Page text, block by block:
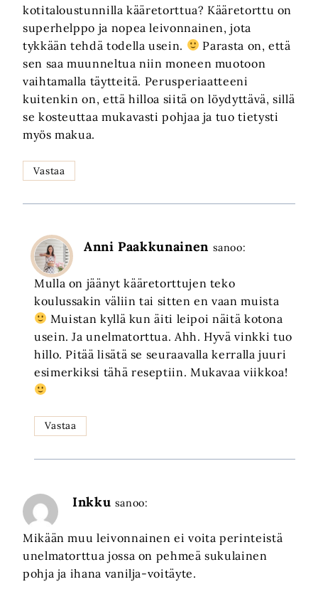
kotitaloustunnilla kääretorttua? Kääretorttu on
superhelppo ja nopea leivonnainen, jota
tykkään tehdä todella usein.
Parasta on, että
sen saa muunneltua niin moneen muotoon
vaihtamalla täytteitä. Perusperiaatteeni
kuitenkin on, että hilloa siitä on löydyttävä, sillä
se kosteuttaa mukavasti pohjaa ja tuo tietysti
myös makua.
Vastaa
Anni Paakkunainen sanoo:
Mulla on jäänyt kääretorttujen teko
koulussakin väliin tai sitten en vaan muista
Muistan kyllä kun äiti leipoi näitä kotona
usein. Ja unelmatorttua. Ahh. Hyvä vinkki tuo
hillo. Pitää lisätä se seuraavalla kerralla juuri
esimerkiksi tähä reseptiin. Mukavaa viikkoa!
Vastaa
Inkku sanoo:
Mikään muu leivonnainen ei voita perinteistä
unelmatorttua jossa on pehmeä sukulainen
pohja ja ihana vanilja-voitäyte.